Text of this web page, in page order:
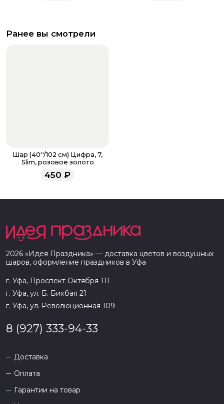
Ранее вы смотрели
Шар (40''/102 см) Цифра, 7,
Slim, розовое золото
450 ₽
2026 «Идея Праздника» — доставка цветов и воздушных
шаров, оформление праздников в Уфа
г. Уфа, Проспект Октября 111
г. Уфа, ул. Б. Бикбая 21
г. Уфа, ул. Революционная 109
8 (927) 333-94-33
Доставка
Оплата
Гарантии на товар